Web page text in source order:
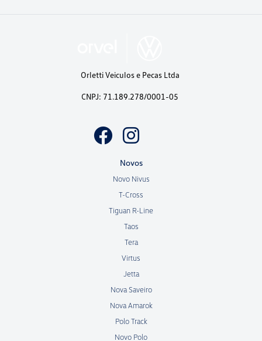
Orletti Veiculos e Pecas Ltda
CNPJ: 71.189.278/0001-05
Novos
Novo Nivus
T-Cross
Tiguan R-Line
Taos
Tera
Virtus
Jetta
Nova Saveiro
Nova Amarok
Polo Track
Novo Polo